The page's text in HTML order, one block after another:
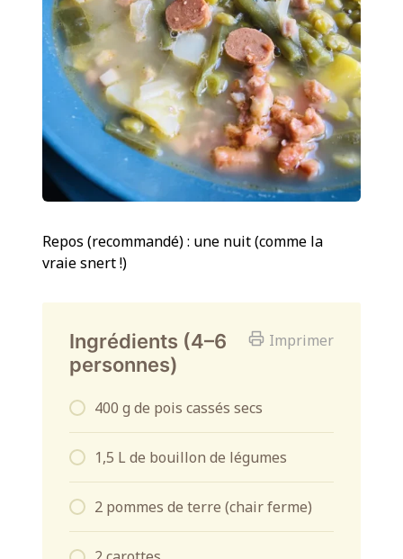
Repos (recommandé) : une nuit (comme la
vraie snert !)
Imprimer
Ingrédients (4–6
personnes)
400 g de pois cassés secs
1,5 L de bouillon de légumes
2 pommes de terre (chair ferme)